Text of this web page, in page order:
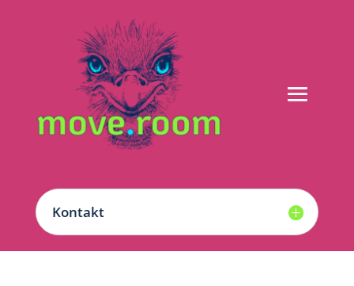
Kontakt